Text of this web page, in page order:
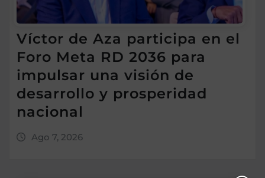
Víctor de Aza participa en el
Foro Meta RD 2036 para
impulsar una visión de
desarrollo y prosperidad
nacional
Ago 7, 2026